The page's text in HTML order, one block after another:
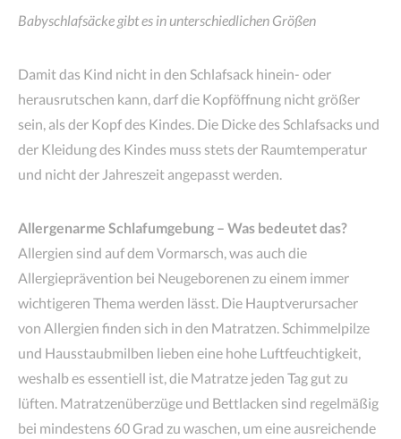
Babyschlafsäcke gibt es in unterschiedlichen Größen
Damit das Kind nicht in den Schlafsack hinein- oder
herausrutschen kann, darf die Kopföffnung nicht größer
sein, als der Kopf des Kindes. Die Dicke des Schlafsacks und
der Kleidung des Kindes muss stets der Raumtemperatur
und nicht der Jahreszeit angepasst werden.
Allergenarme Schlafumgebung – Was bedeutet das?
Allergien sind auf dem Vormarsch, was auch die
Allergieprävention bei Neugeborenen zu einem immer
wichtigeren Thema werden lässt. Die Hauptverursacher
von Allergien finden sich in den Matratzen. Schimmelpilze
und Hausstaubmilben lieben eine hohe Luftfeuchtigkeit,
weshalb es essentiell ist, die Matratze jeden Tag gut zu
lüften. Matratzenüberzüge und Bettlacken sind regelmäßig
bei mindestens 60 Grad zu waschen, um eine ausreichende